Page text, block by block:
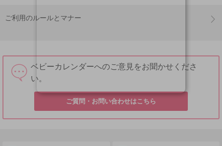
ご利用のルールとマナー
ベビーカレンダーへのご意見をお聞かせくださ
い。
ご質問・お問い合わせはこちら